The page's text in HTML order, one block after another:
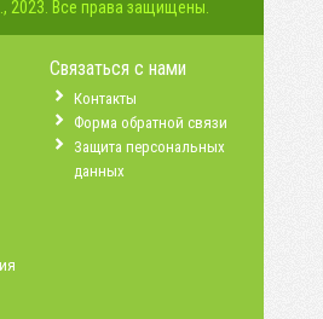
Все права защищены.
Связаться с нами
Контакты
Форма обратной связи
Защита персональных
данных